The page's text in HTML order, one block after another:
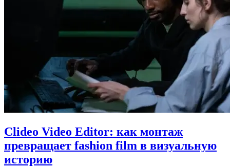
Clideo Video Editor: как монтаж
превращает fashion film в визуальную
историю